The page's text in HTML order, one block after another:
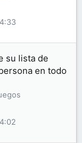
su lista de
en todo